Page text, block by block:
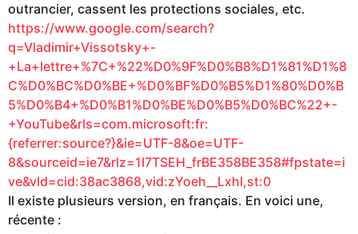
outrancier, cassent les protections sociales, etc.
https://www.google.com/search?
q=Vladimir+Vissotsky+-
+La+lettre+%7C+%22%D0%9F%D0%B8%D1%81%D1%8
C%D0%BC%D0%BE+%D0%BF%D0%B5%D1%80%D0%B
5%D0%B4+%D0%B1%D0%BE%D0%B5%D0%BC%22+-
+YouTube&rls=com.microsoft:fr:
{referrer:source?}&ie=UTF-8&oe=UTF-
8&sourceid=ie7&rlz=1I7TSEH_frBE358BE358#fpstate=i
ve&vld=cid:38ac3868,vid:zYoeh__LxhI,st:0
Il existe plusieurs version, en français. En voici une,
récente :